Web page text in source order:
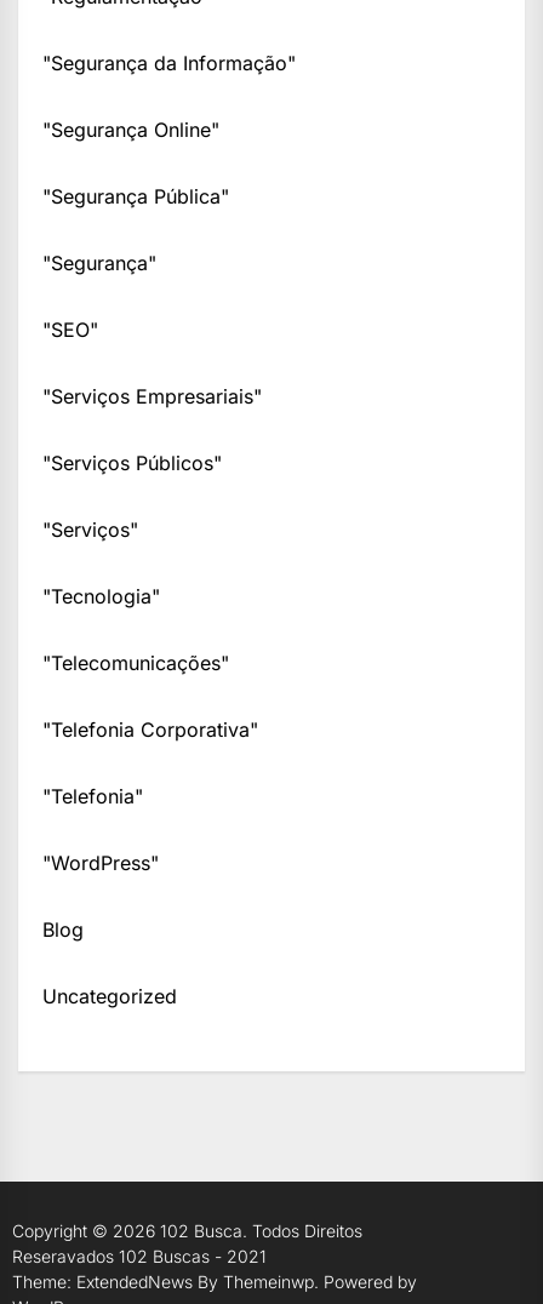
"Segurança da Informação"
"Segurança Online"
"Segurança Pública"
"Segurança"
"SEO"
"Serviços Empresariais"
"Serviços Públicos"
"Serviços"
"Tecnologia"
"Telecomunicações"
"Telefonia Corporativa"
"Telefonia"
"WordPress"
Blog
Uncategorized
Copyright © 2026 102 Busca. Todos Direitos
Reseravados 102 Buscas - 2021
Theme: ExtendedNews By Themeinwp. Powered by